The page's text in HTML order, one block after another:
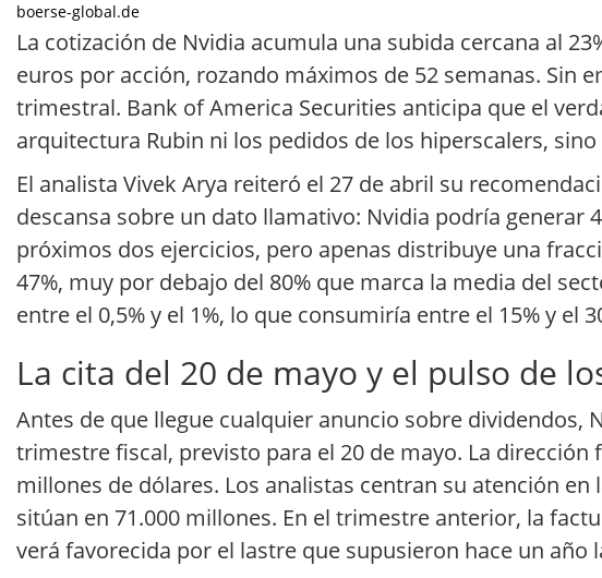
boerse-global.de
La cotización de Nvidia acumula una subida cercana al
euros por acción, rozando máximos de 52 semanas.
trimestral. Bank of America Securities anticipa que el
arquitectura Rubin ni los pedidos de los hiperscalers,
El analista Vivek Arya reiteró el 27 de abril su
descansa sobre un dato llamativo: Nvidia podría generar
próximos dos ejercicios, pero apenas distribuye una
47%, muy por debajo del 80% que marca la media del
entre el 0,5% y el 1%, lo que consumiría entre el 15% y el
La cita del 20 de mayo y el pulso de
Antes de que llegue cualquier anuncio sobre
trimestre fiscal, previsto para el 20 de mayo. La
millones de dólares. Los analistas centran su atención
sitúan en 71.000 millones. En el trimestre anterior, la
verá favorecida por el lastre que supusieron hace un año